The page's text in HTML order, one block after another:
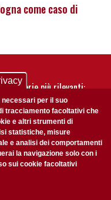
come caso di
storie più rilevanti:
newsletter
per il suo
tracciamento facoltativi che
e altri strumenti di
statistiche, misure
e analisi dei comportamenti
la navigazione solo con i
sui cookie facoltativi